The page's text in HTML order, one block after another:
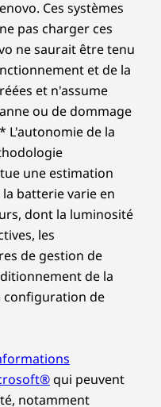
Ces systèmes
pas charger ces
ne saurait être tenu
et de la
et n'assume
ou de dommage
L'autonomie de la
une estimation
batterie varie en
dont la luminosité
les
de gestion de
de la
configuration de
qui peuvent
notamment